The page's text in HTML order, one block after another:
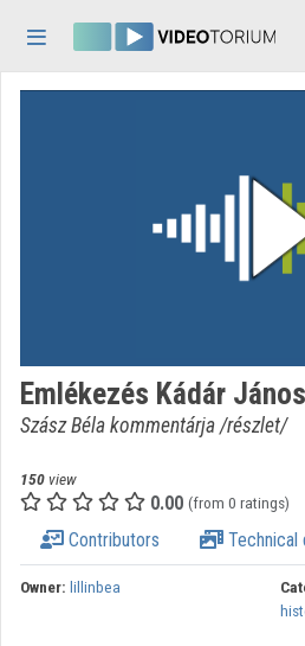
Contributors
Emlékezés Kádár
Szász Béla kommentárja /részlet/
150 view
0.00 (from 0 ratings)
Contributors Technical
Owner: lillinbea